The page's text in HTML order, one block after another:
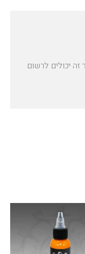
יכולים לרשום